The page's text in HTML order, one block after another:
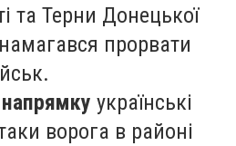
та Терни Донецької
прорвати
українські
ворога в районі